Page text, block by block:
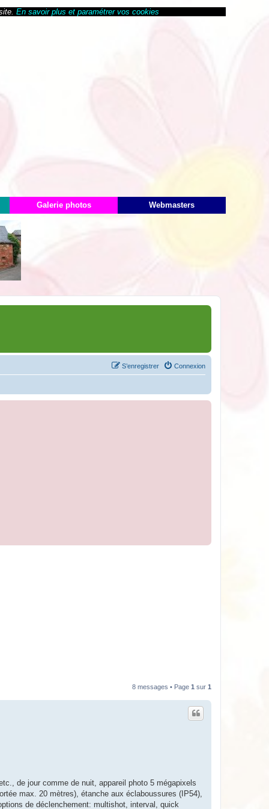
En savoir plus et paramétrer vos cookies
Galerie photos Webmasters
Connexion
S’enregistrer
8 messages • Page 1 sur 1
de jour comme de nuit, appareil photo 5 mégapixels
max. 20 mètres), étanche aux éclaboussures (IP54),
de déclenchement: multishot, interval, quick